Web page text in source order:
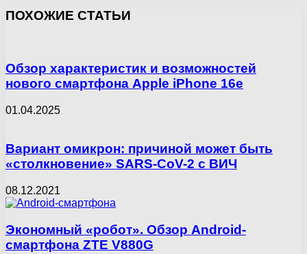
ПОХОЖИЕ СТАТЬИ
Обзор характеристик и возможностей
нового смартфона Apple iPhone 16e
01.04.2025
Вариант омикрон: причиной может быть
«столкновение» SARS-CoV-2 с ВИЧ
08.12.2021
Экономный «робот». Обзор Android-
смартфона ZTE V880G